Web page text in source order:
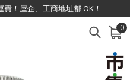
費！屋企、工商地址都 OK！
0
查看